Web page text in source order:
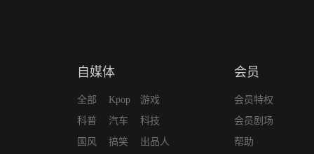
自媒体
全部
科普
国风
Kpop
汽车
搞笑
游戏
科技
出品人
会员
会员特权
会员剧场
帮助